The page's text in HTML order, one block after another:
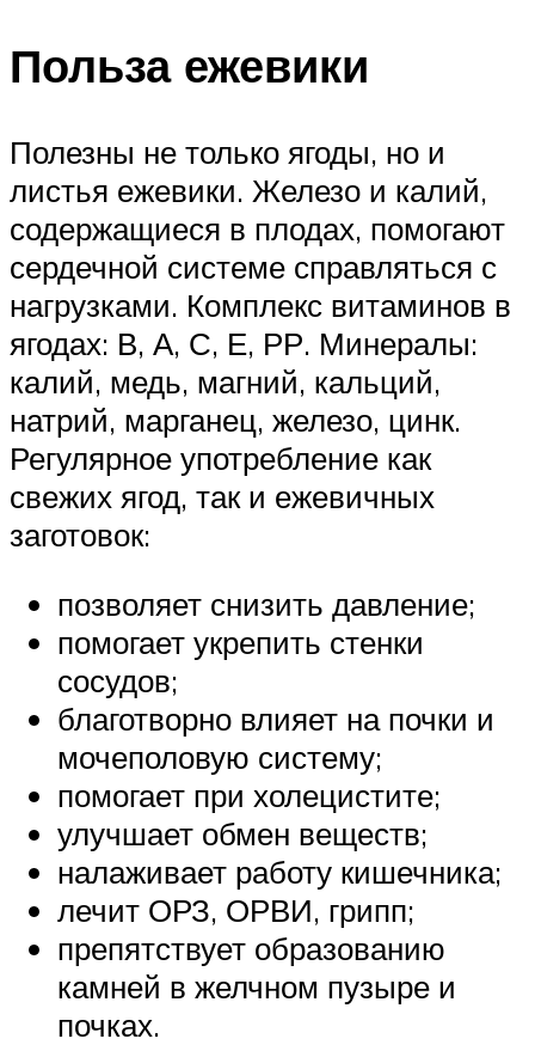
Польза ежевики
Полезны не только ягоды, но и
листья ежевики. Железо и калий,
содержащиеся в плодах, помогают
сердечной системе справляться с
нагрузками. Комплекс витаминов в
ягодах: В, А, С, Е, РР. Минералы:
калий, медь, магний, кальций,
натрий, марганец, железо, цинк.
Регулярное употребление как
свежих ягод, так и ежевичных
заготовок:
позволяет снизить давление;
помогает укрепить стенки
сосудов;
благотворно влияет на почки и
мочеполовую систему;
помогает при холецистите;
улучшает обмен веществ;
налаживает работу кишечника;
лечит ОРЗ, ОРВИ, грипп;
препятствует образованию
камней в желчном пузыре и
почках.